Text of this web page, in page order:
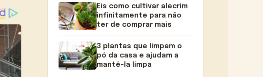
Eis como cultivar alecrim
infinitamente para não
ter de comprar mais
3 plantas que limpam o
pó da casa e ajudam a
mantê-la limpa